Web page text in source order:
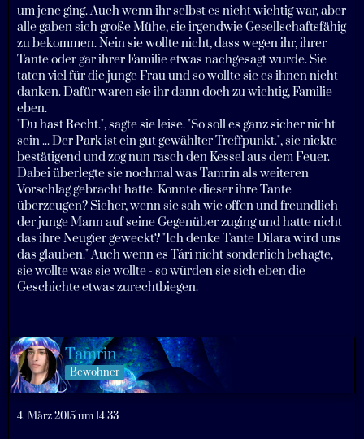
um jene ging. Auch wenn ihr selbst es nicht wichtig war, aber
alle gaben sich große Mühe, sie irgendwie Gesellschaftsfähig
zu bekommen. Nein sie wollte nicht, dass wegen ihr, ihrer
Tante oder gar ihrer Familie etwas nachgesagt wurde. Sie
taten viel für die junge Frau und so wollte sie es ihnen nicht
danken. Dafür waren sie ihr dann doch zu wichtig, Familie
eben.
"Du hast Recht.", sagte sie leise. "So soll es ganz sicher nicht
sein ... Der Park ist ein gut gewählter Treffpunkt.", sie nickte
bestätigend und zog nun rasch den Kessel aus dem Feuer.
Dabei überlegte sie nochmal was Tamrin als weiteren
Vorschlag gebracht hatte. Konnte dieser ihre Tante
überzeugen? Sicher, wenn sie sah wie offen und freundlich
der junge Mann auf seine Gegenüber zuging und hatte nicht
das ihre Neugier geweckt? "Ich denke Tante Dilara wird uns
das glauben." Auch wenn es Tári nicht sonderlich behagte,
sie wollte was sie wollte - so würden sie sich eben die
Geschichte etwas zurechtbiegen.
Tamrin
Bewohner
4. März 2015 um 14:33